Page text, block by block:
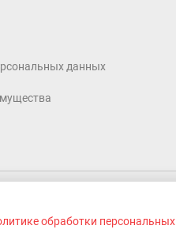
данных
обработки персональных